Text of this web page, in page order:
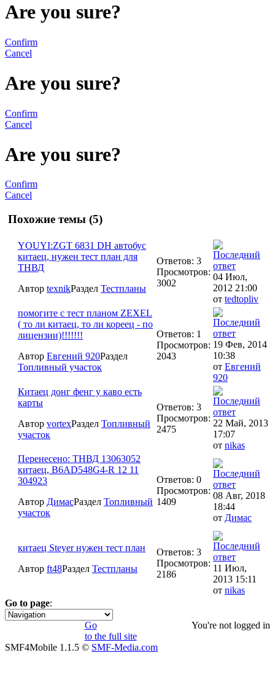
Are you sure?
Confirm
Cancel
Are you sure?
Confirm
Cancel
Are you sure?
Confirm
Cancel
Похожие темы (5)
YOUYI:ZGT 6831 DH автобус
китаец, нужен тест план для
ТНВД
Автор texnikРаздел Тестпланы
Ответов: 3
Просмотров:
3002
04 Июл,
2012 21:00
от tedtopliv
помогите с тест планом ZEXEL
( то ли китаец, то ли кореец - по
лицензии)!!!!!!!
Автор Евгений 920Раздел
Топливный участок
Ответов: 1
Просмотров:
2043
19 Фев, 2014
10:38
от Евгений
920
Китаец донг фенг у каво есть
карты
Автор vortexРаздел Топливный
участок
Ответов: 3
Просмотров:
2475
22 Май, 2013
17:07
от nikas
Перенесено: ТНВД 13063052
китаец, B6AD548G4-R 12 11
304923
Автор ДимасРаздел Топливный
участок
Ответов: 0
Просмотров:
1409
08 Авг, 2018
18:44
от Димас
китаец Steyer нужен тест план
Автор ft48Раздел Тестпланы
Ответов: 3
Просмотров:
2186
11 Июл,
2013 15:11
от nikas
Go to page:
1
You're not logged in
Go
to the full site
SMF4Mobile 1.1.5 © SMF-Media.com